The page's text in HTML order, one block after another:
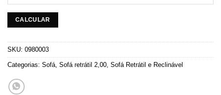
SKU: 0980003
Categorias: Sofá Sofá retrátil 2,00 Sofá Retrátil e Reclinável